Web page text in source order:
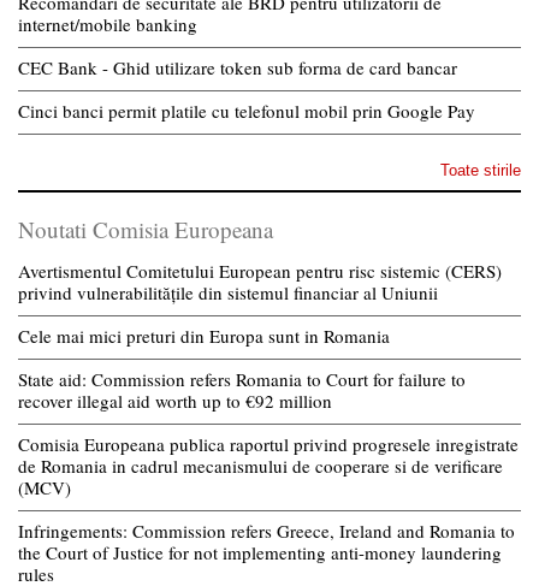
internet/mobile banking
CEC Bank - Ghid utilizare token sub forma de card bancar
Cinci banci permit platile cu telefonul mobil prin Google Pay
Toate stirile
Noutati Comisia Europeana
Avertismentul Comitetului European pentru risc sistemic (CERS)
privind vulnerabilitățile din sistemul financiar al Uniunii
Cele mai mici preturi din Europa sunt in Romania
State aid: Commission refers Romania to Court for failure to
recover illegal aid worth up to €92 million
Comisia Europeana publica raportul privind progresele inregistrate
de Romania in cadrul mecanismului de cooperare si de verificare
(MCV)
Infringements: Commission refers Greece, Ireland and Romania to
the Court of Justice for not implementing anti-money laundering
rules